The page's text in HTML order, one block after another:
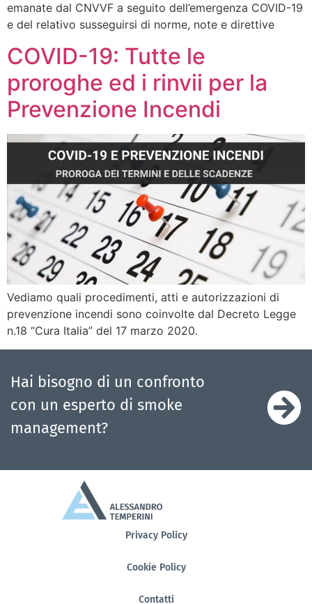
emanate dal CNVVF a seguito dell’emergenza COVID-19
e del relativo susseguirsi di norme, note e direttive
COVID-19: Tutte le
proroghe ed i rinvii per la
Prevenzione Incendi
Vediamo quali procedimenti, atti e autorizzazioni di
prevenzione incendi sono coinvolte dal Decreto Legge
n.18 “Cura Italia” del 17 marzo 2020.
Hai bisogno di un confronto
con un esperto di smoke
management?
Privacy Policy
Cookie Policy
Contatti